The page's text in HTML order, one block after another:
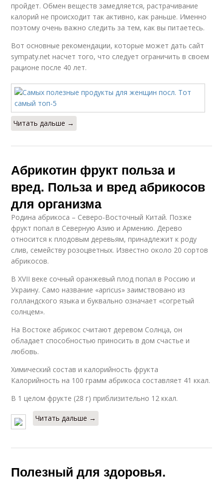
пройдет. Обмен веществ замедляется, растрачивание
калорий не происходит так активно, как раньше. Именно
поэтому очень важно следить за тем, как вы питаетесь.
Вот основные рекомендации, которые может дать сайт
sympaty.net насчет того, что следует ограничить в своем
рационе после 40 лет.
Читать дальше →
Абрикотин фрукт польза и
вред. Польза и вред абрикосов
для организма
Родина абрикоса – Северо-Восточный Китай. Позже
фрукт попал в Северную Азию и Армению. Дерево
относится к плодовым деревьям, принадлежит к роду
слив, семейству розоцветных. Известно около 20 сортов
абрикосов.
В XVII веке сочный оранжевый плод попал в Россию и
Украину. Само название «apricus» заимствовано из
голландского языка и буквально означает «согретый
солнцем».
На Востоке абрикос считают деревом Солнца, он
обладает способностью приносить в дом счастье и
любовь.
Химический состав и калорийность фрукта
Калорийность на 100 грамм абрикоса составляет 41 ккал.
В 1 целом фрукте (28 г) приблизительно 12 ккал.
Читать дальше →
Полезный для здоровья.